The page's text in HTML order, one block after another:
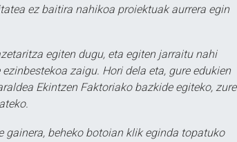
ez baitira nahikoa proiektuak aurrera egin
egiten dugu, eta egiten jarraitu nahi
zaigu. Hori dela eta, gure edukien
Ekintzen Faktoriako bazkide egiteko, zure
beheko botoian klik eginda topatuko